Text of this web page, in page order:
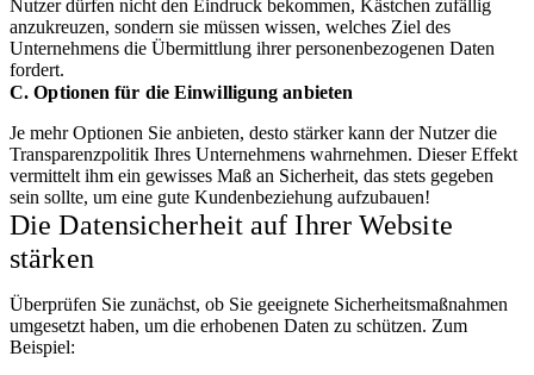
Nutzer dürfen nicht den Eindruck bekommen, Kästchen zufällig
anzukreuzen, sondern sie müssen wissen, welches Ziel des
Unternehmens die Übermittlung ihrer personenbezogenen Daten
fordert.
C. Optionen für die Einwilligung anbieten
Je mehr Optionen Sie anbieten, desto stärker kann der Nutzer die
Transparenzpolitik Ihres Unternehmens wahrnehmen. Dieser Effekt
vermittelt ihm ein gewisses Maß an Sicherheit, das stets gegeben
sein sollte, um eine gute Kundenbeziehung aufzubauen!
Die Datensicherheit auf Ihrer Website
stärken
Überprüfen Sie zunächst, ob Sie geeignete Sicherheitsmaßnahmen
umgesetzt haben, um die erhobenen Daten zu schützen. Zum
Beispiel: